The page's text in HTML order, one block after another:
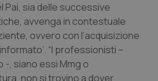
Pai, sia delle successive
avvenga in contestuale
ovvero con l’acquisizione
“I professionisti –
-, siano essi Mmg o
non si trovino a dover